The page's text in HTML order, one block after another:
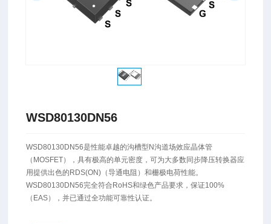
WSD80130DN56
WSD80130DN56是性能卓越的沟槽型N沟道场效应晶体管
（MOSFET），具有极高的单元密度，可为大多数同步降压转换器应
用提供出色的RDS(ON)（导通电阻）和栅极电荷性能。
WSD80130DN56完全符合RoHS和绿色产品要求，保证100%
（EAS），并已通过全功能可靠性认证。